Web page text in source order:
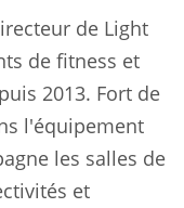
de Light
de fitness et
2013. Fort de
l'équipement
les salles de
et